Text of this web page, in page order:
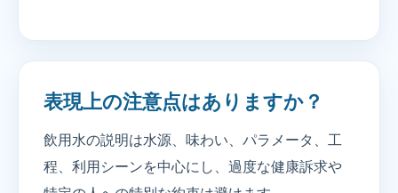
表現上の注意点はありますか？
飲用水の説明は水源、味わい、パラメータ、工
程、利用シーンを中心にし、過度な健康訴求や